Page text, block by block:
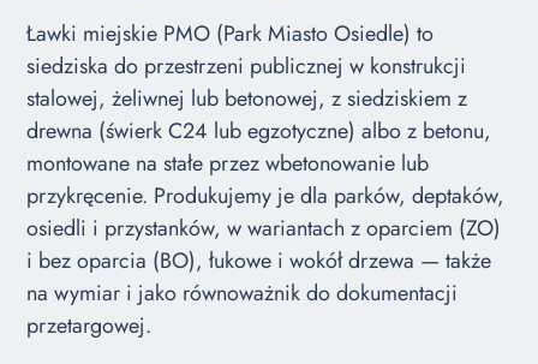
Ławki miejskie PMO (Park Miasto Osiedle) to
siedziska do przestrzeni publicznej w konstrukcji
stalowej, żeliwnej lub betonowej, z siedziskiem z
drewna (świerk C24 lub egzotyczne) albo z betonu,
montowane na stałe przez wbetonowanie lub
przykręcenie. Produkujemy je dla parków, deptaków,
osiedli i przystanków, w wariantach z oparciem (ZO)
i bez oparcia (BO), łukowe i wokół drzewa — także
na wymiar i jako równoważnik do dokumentacji
przetargowej.